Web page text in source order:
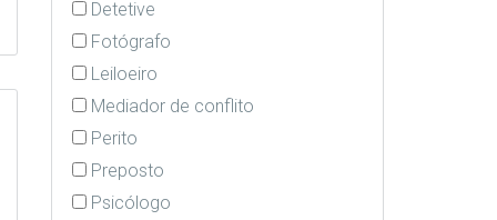
Detetive
Fotógrafo
Leiloeiro
Mediador de conflito
Perito
Preposto
Psicólogo